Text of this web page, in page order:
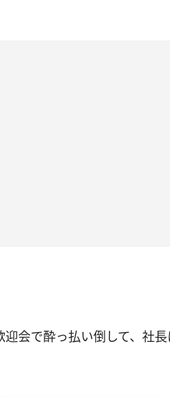
会で酔っ払い倒して、社長